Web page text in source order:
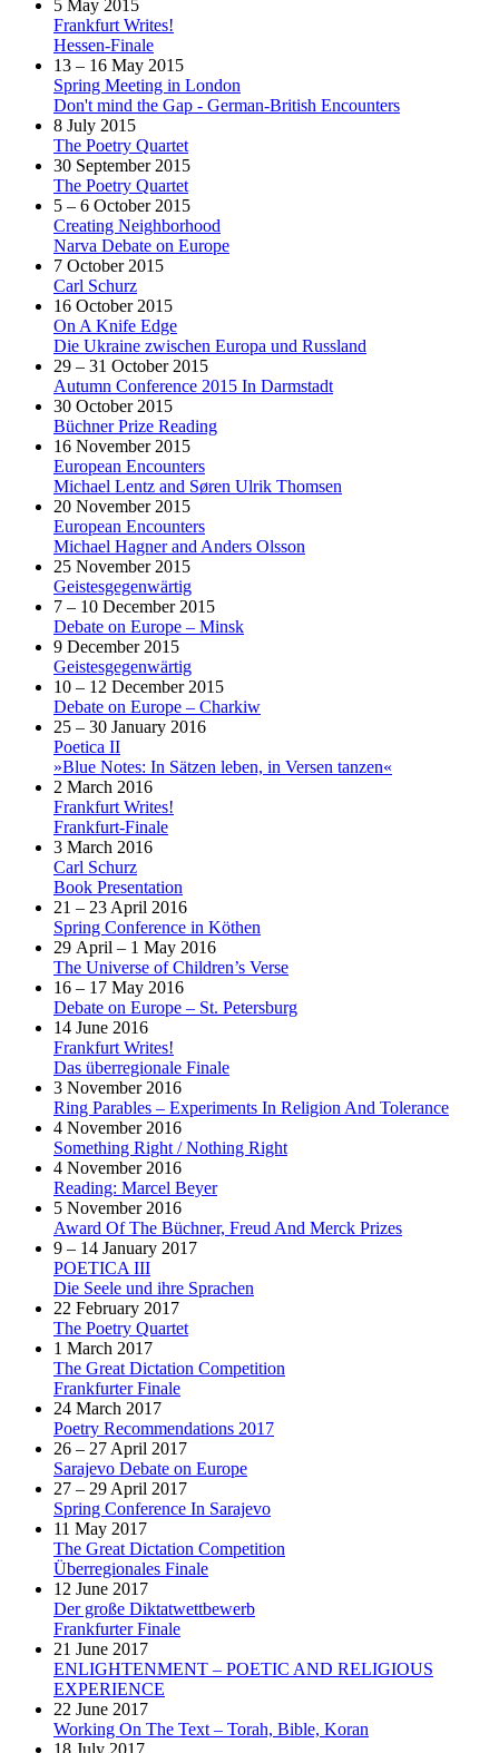
5 May 2015
Frankfurt Writes!
Hessen-Finale
13 – 16 May 2015
Spring Meeting in London
Don't mind the Gap - German-British Encounters
8 July 2015
The Poetry Quartet
30 September 2015
The Poetry Quartet
5 – 6 October 2015
Creating Neighborhood
Narva Debate on Europe
7 October 2015
Carl Schurz
16 October 2015
On A Knife Edge
Die Ukraine zwischen Europa und Russland
29 – 31 October 2015
Autumn Conference 2015 In Darmstadt
30 October 2015
Büchner Prize Reading
16 November 2015
European Encounters
Michael Lentz and Søren Ulrik Thomsen
20 November 2015
European Encounters
Michael Hagner and Anders Olsson
25 November 2015
Geistesgegenwärtig
7 – 10 December 2015
Debate on Europe – Minsk
9 December 2015
Geistesgegenwärtig
10 – 12 December 2015
Debate on Europe – Charkiw
25 – 30 January 2016
Poetica II
»Blue Notes: In Sätzen leben, in Versen tanzen«
2 March 2016
Frankfurt Writes!
Frankfurt-Finale
3 March 2016
Carl Schurz
Book Presentation
21 – 23 April 2016
Spring Conference in Köthen
29 April – 1 May 2016
The Universe of Children’s Verse
16 – 17 May 2016
Debate on Europe – St. Petersburg
14 June 2016
Frankfurt Writes!
Das überregionale Finale
3 November 2016
Ring Parables – Experiments In Religion And Tolerance
4 November 2016
Something Right / Nothing Right
4 November 2016
Reading: Marcel Beyer
5 November 2016
Award Of The Büchner, Freud And Merck Prizes
9 – 14 January 2017
POETICA III
Die Seele und ihre Sprachen
22 February 2017
The Poetry Quartet
1 March 2017
The Great Dictation Competition
Frankfurter Finale
24 March 2017
Poetry Recommendations 2017
26 – 27 April 2017
Sarajevo Debate on Europe
27 – 29 April 2017
Spring Conference In Sarajevo
11 May 2017
The Great Dictation Competition
Überregionales Finale
12 June 2017
Der große Diktatwettbewerb
Frankfurter Finale
21 June 2017
ENLIGHTENMENT – POETIC AND RELIGIOUS
EXPERIENCE
22 June 2017
Working On The Text – Torah, Bible, Koran
18 July 2017